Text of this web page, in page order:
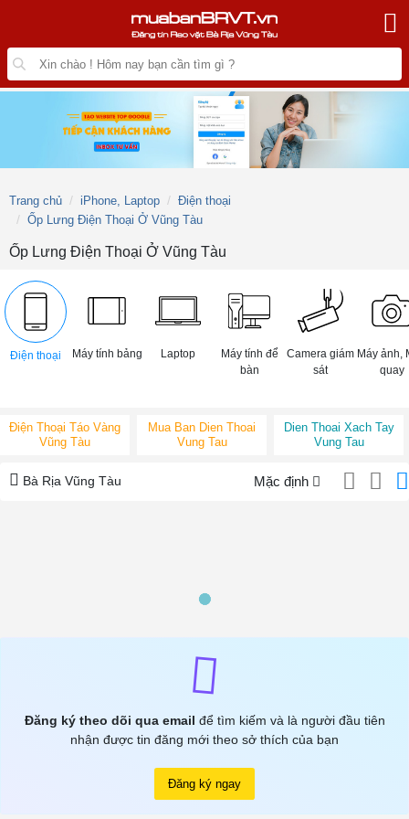
Trang chủ iPhone, Laptop
Điện thoại
Ốp Lưng Điện Thoại Ở Vũng Tàu
Ốp Lưng Điện Thoại Ở Vũng Tàu
Điện thoại Máy tính bảng Laptop
Máy tính để
bàn
Camera giám
sát
Máy ảnh,
quay
Điện Thoại Táo Vàng
Vũng Tàu
Mua Ban Dien Thoai
Vung Tau
Dien Thoai Xach Tay
Vung Tau
Bà Rịa Vũng Tàu Mặc định
Đăng ký theo dõi qua email để tìm kiếm và là người đầu tiên
nhận được tin đăng mới theo sở thích của bạn
Đăng ký ngay